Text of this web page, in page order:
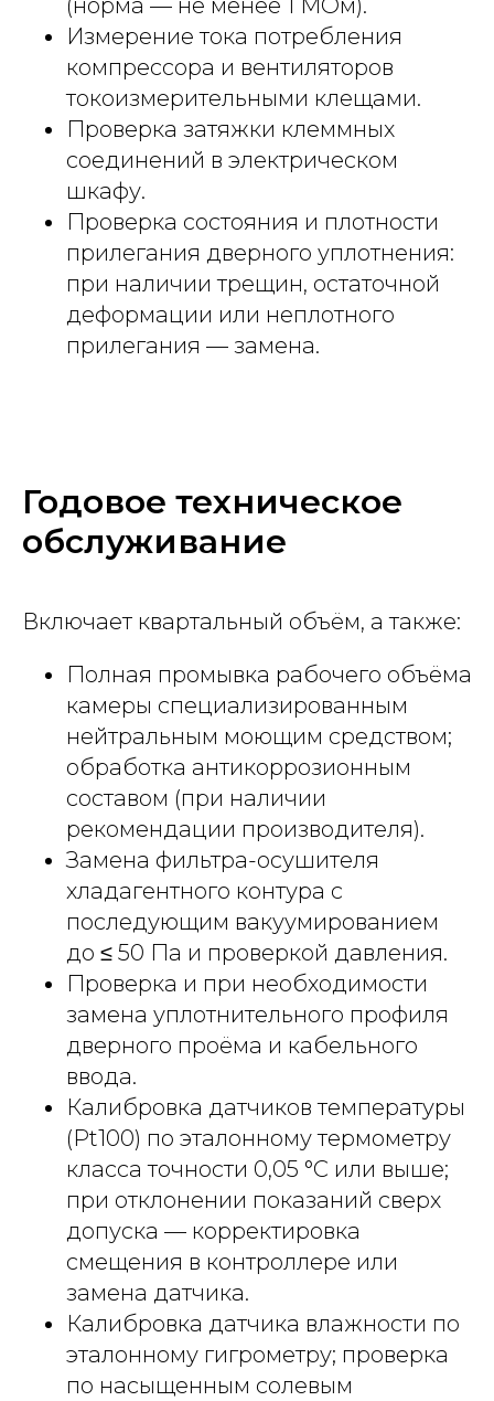
Измерение тока потребления
компрессора и вентиляторов
токоизмерительными клещами.
Проверка затяжки клеммных
соединений в электрическом
шкафу.
Проверка состояния и плотности
прилегания дверного уплотнения:
при наличии трещин, остаточной
деформации или неплотного
прилегания — замена.
Годовое техническое
обслуживание
Включает квартальный объём, а также:
Полная промывка рабочего объёма
камеры специализированным
нейтральным моющим средством;
обработка антикоррозионным
составом (при наличии
рекомендации производителя).
Замена фильтра-осушителя
хладагентного контура с
последующим вакуумированием
до ≤ 50 Па и проверкой давления.
Проверка и при необходимости
замена уплотнительного профиля
дверного проёма и кабельного
ввода.
Калибровка датчиков температуры
(Pt100) по эталонному термометру
класса точности 0,05 °C или выше;
при отклонении показаний сверх
допуска — корректировка
смещения в контроллере или
замена датчика.
Калибровка датчика влажности по
эталонному гигрометру; проверка
по насыщенным солевым